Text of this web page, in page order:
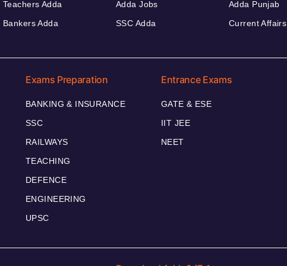
Teachers Adda
Bankers Adda
Adda Jobs
SSC Adda
Adda Punjab
Current Affairs
Exams Preparation
BANKING & INSURANCE
SSC
RAILWAYS
TEACHING
DEFENCE
ENGINEERING
UPSC
Entrance Exams
GATE & ESE
IIT JEE
NEET